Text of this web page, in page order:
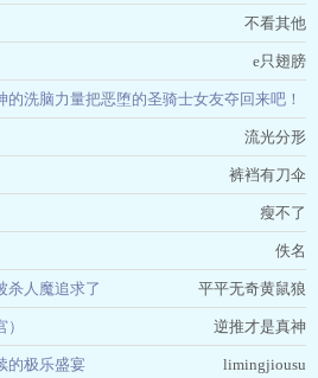
不看其他
e只翅膀
的洗脑力量把恶堕的圣骑士女友夺回来吧！
Linky
流光分形
裤裆有刀伞
瘦不了
佚名
杀人魔追求了 平平无奇黄鼠狼
逆推才是真神
的极乐盛宴 limingjiousu